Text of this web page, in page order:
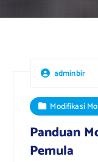
adminbir
Modifikasi
Panduan
Pemula